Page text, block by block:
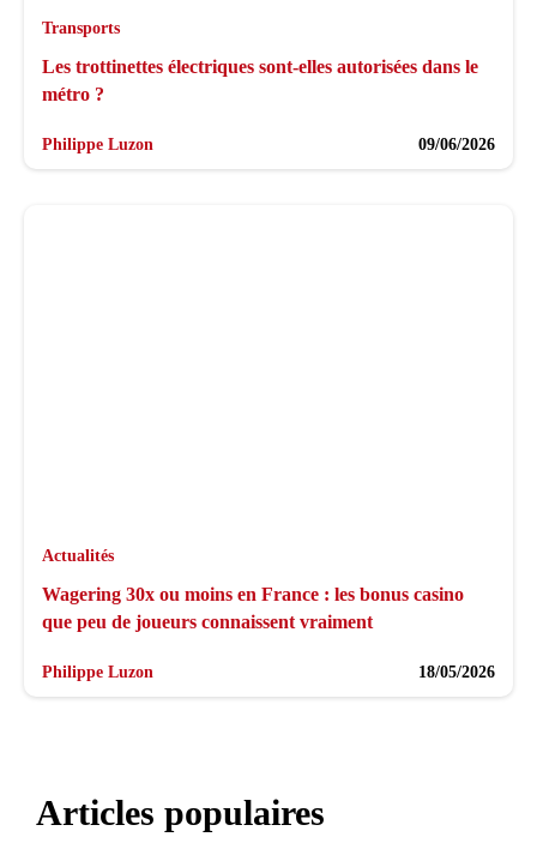
Transports
Les trottinettes électriques sont-elles autorisées dans le
métro ?
Philippe Luzon 09/06/2026
Actualités
Wagering 30x ou moins en France : les bonus casino
que peu de joueurs connaissent vraiment
Philippe Luzon 18/05/2026
Articles populaires